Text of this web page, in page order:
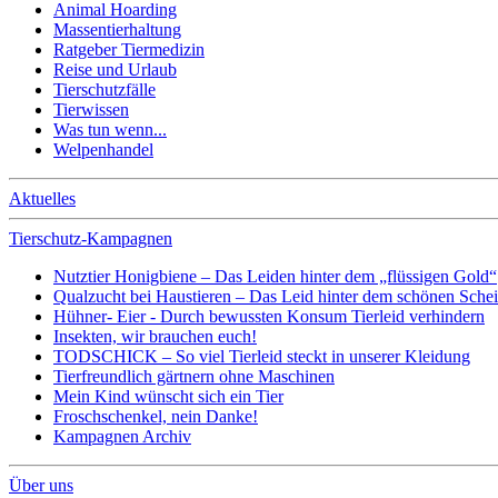
Animal Hoarding
Massentierhaltung
Ratgeber Tiermedizin
Reise und Urlaub
Tierschutzfälle
Tierwissen
Was tun wenn...
Welpenhandel
Aktuelles
Tierschutz-Kampagnen
Nutztier Honigbiene – Das Leiden hinter dem „flüssigen Gold“
Qualzucht bei Haustieren – Das Leid hinter dem schönen
Hühner- Eier - Durch bewussten Konsum Tierleid verhindern
Insekten, wir brauchen euch!
TODSCHICK – So viel Tierleid steckt in unserer Kleidung
Tierfreundlich gärtnern ohne Maschinen
Mein Kind wünscht sich ein Tier
Froschschenkel, nein Danke!
Kampagnen Archiv
Über uns